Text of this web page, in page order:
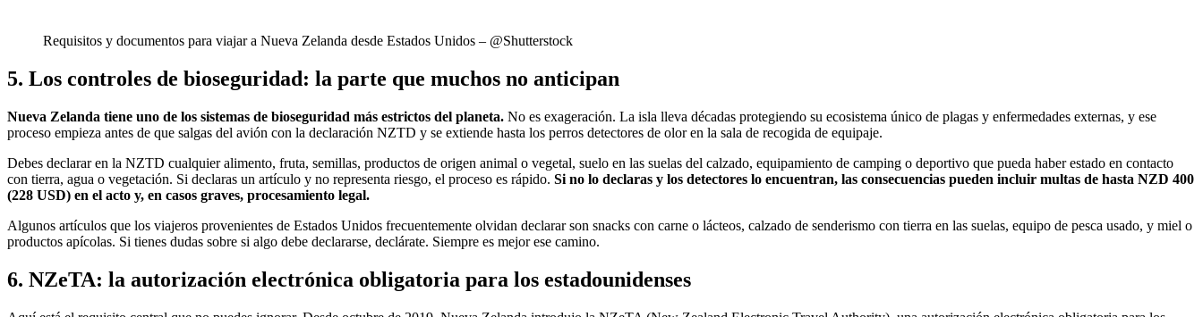
Requisitos y documentos para viajar a Nueva Zelanda desde Estados Unidos – @Shutterstock
5. Los controles de bioseguridad: la parte que muchos no anticipan
Nueva Zelanda tiene uno de los sistemas de bioseguridad más estrictos del planeta. No es exageración. La isla lleva décadas protegiendo su ecosistema único de plagas y enfermedades externas, y ese
proceso empieza antes de que salgas del avión con la declaración NZTD y se extiende hasta los perros detectores de olor en la sala de recogida de equipaje.
Debes declarar en la NZTD cualquier alimento, fruta, semillas, productos de origen animal o vegetal, suelo en las suelas del calzado, equipamiento de camping o deportivo que pueda haber estado en contacto
con tierra, agua o vegetación. Si declaras un artículo y no representa riesgo, el proceso es rápido. Si no lo declaras y los detectores lo encuentran, las consecuencias pueden incluir multas de hasta NZD 400
(228 USD) en el acto y, en casos graves, procesamiento legal.
Algunos artículos que los viajeros provenientes de Estados Unidos frecuentemente olvidan declarar son snacks con carne o lácteos, calzado de senderismo con tierra en las suelas, equipo de pesca usado, y miel o
productos apícolas. Si tienes dudas sobre si algo debe declararse, declárate. Siempre es mejor ese camino.
6. NZeTA: la autorización electrónica obligatoria para los estadounidenses